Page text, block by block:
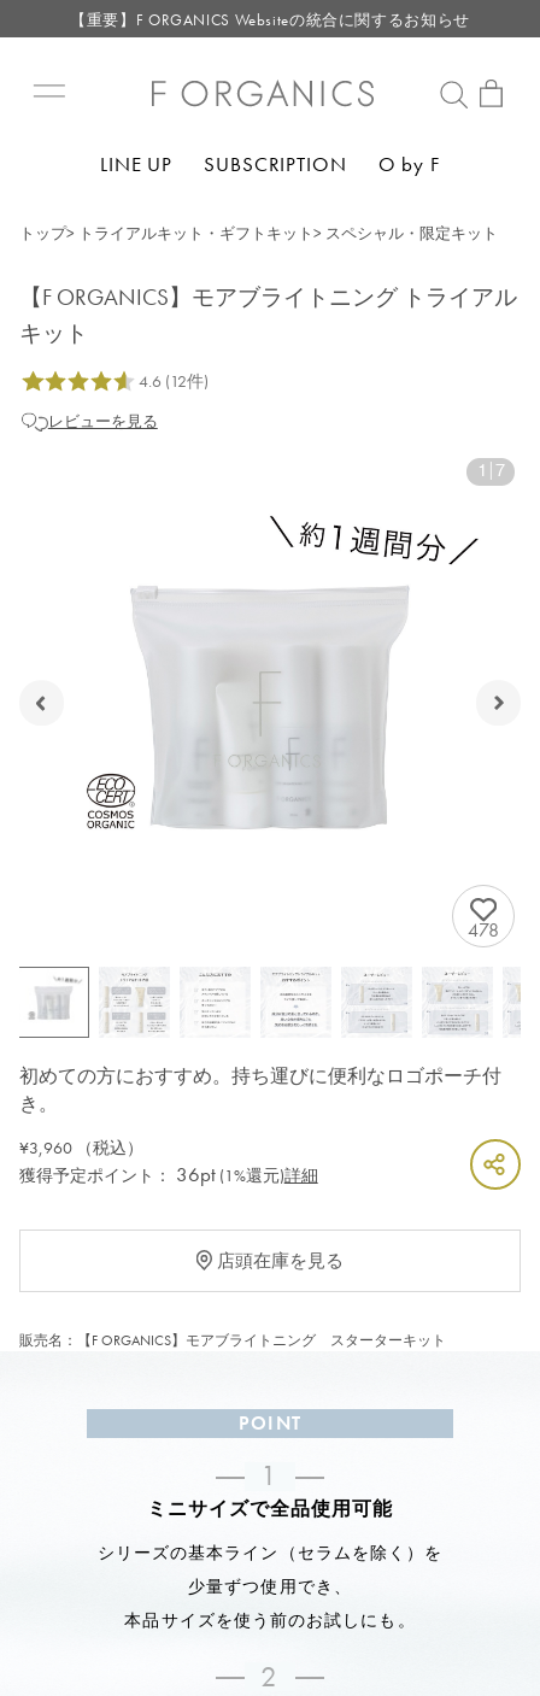
【重要】F ORGANICS Websiteの統合に関するお知らせ
毎月お得にポイントが貯まる！ “月のポイントアップデー”
LINE UP SUBSCRIPTION O by F
トップ> トライアルキット・ギフトキット> スペシャル・限定キット
【F ORGANICS】モアブライトニング トライアル
キット
レビューを見る
1 7
478
初めての方におすすめ。持ち運びに便利なロゴポーチ付
き。
¥3,960（税込）
獲得予定ポイント：
36pt (1%還元)詳細
店頭在庫を見る
販売名：【F ORGANICS】モアブライトニング スターターキット
POINT
1
ミニサイズで全品使用可能
シリーズの基本ライン（セラムを除く）を
少量ずつ使用でき、
本品サイズを使う前のお試しにも。
2